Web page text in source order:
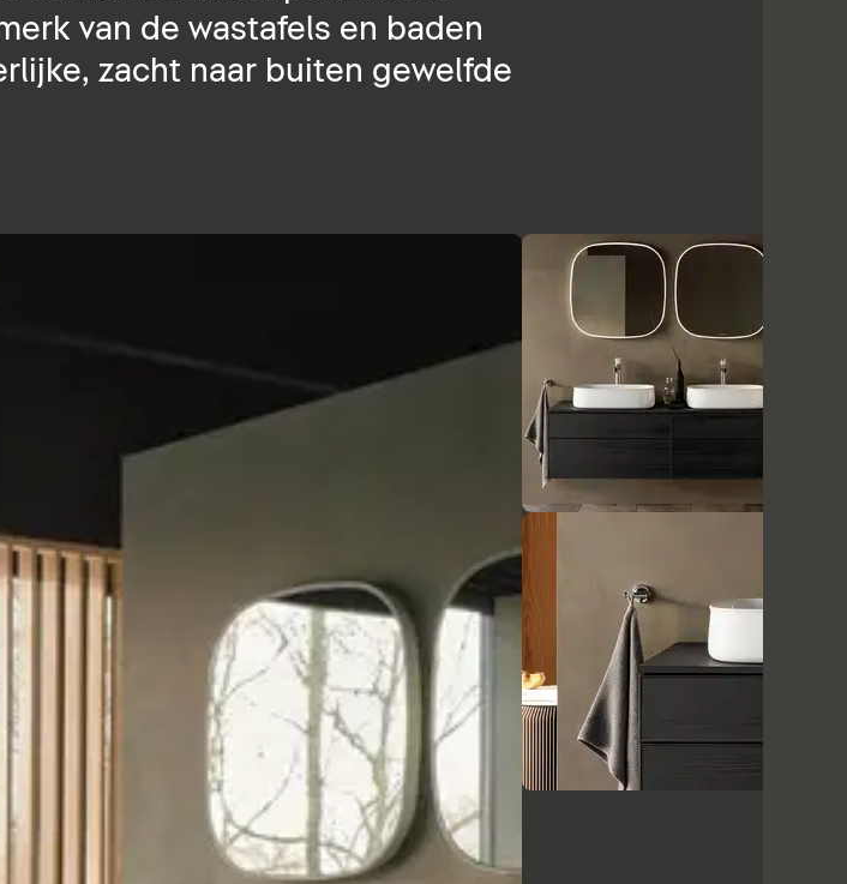
van de wastafels en baden
zacht naar buiten gewelfde